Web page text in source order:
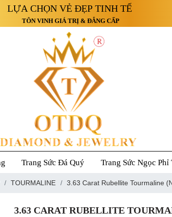
TÔN VINH GIÁ TRỊ & ĐẲNG CẤP
Trang Sức Đá Quý Trang Sức Ngọc Phỉ
TOURMALINE 3.63 Carat Rubellite Tourmaline
3.63 CARAT RUBELLITE